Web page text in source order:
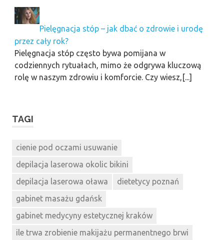
Pielęgnacja stóp – jak dbać o zdrowie i urodę
przez cały rok?
Pielęgnacja stóp często bywa pomijana w
codziennych rytuałach, mimo że odgrywa kluczową
rolę w naszym zdrowiu i komforcie. Czy wiesz,[...]
TAGI
cienie pod oczami usuwanie
depilacja laserowa okolic bikini
depilacja laserowa oława
dietetycy poznań
gabinet masażu gdańsk
gabinet medycyny estetycznej kraków
ile trwa zrobienie makijażu permanentnego brwi